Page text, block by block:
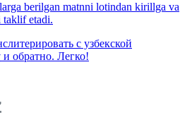
berilgan matnni lotindan kirillga va
taklif etadi.
с узбекской
обратно. Легко!